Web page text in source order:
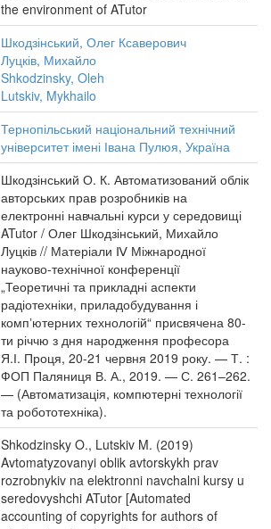
the environment of ATutor
Шкодзінський, Олег Ксаверович
Луцків, Михайло
Shkodzinsky, Oleh
Lutskiv, Mykhailo
Тернопільський національний технічний
університет імені Івана Пулюя, Україна
Шкодзінський О. К. Автоматизований облік
авторських прав розробників на
електронні навчальні курси у середовищі
ATutor / Олег Шкодзінський, Михайло
Луцків // Матеріали Ⅳ Міжнародної
науково-технічної конференції
„Теоретичні та прикладні аспекти
радіотехніки, приладобудування і
компʼютерних технологій“ присвячена 80-
ти річчю з дня народження професора
Я.І. Проця, 20-21 червня 2019 року. — Т. :
ФОП Паляниця В. А., 2019. — С. 261–262.
— (Автоматизація, компютерні технології
та робототехніка).
Shkodzinsky O., Lutskiv M. (2019)
Avtomatyzovanyi oblik avtorskykh prav
rozrobnykiv na elektronni navchalni kursy u
seredovyshchi ATutor [Automated
accounting of copyrights for authors of